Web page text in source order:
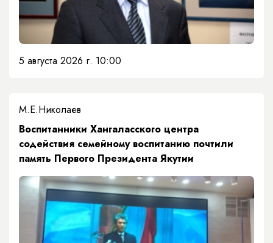
5 августа 2026 г. 10:00
М.Е.Николаев
​Воспитанники Хангаласского центра
содействия семейному воспитанию почтили
память Первого Президента Якутии